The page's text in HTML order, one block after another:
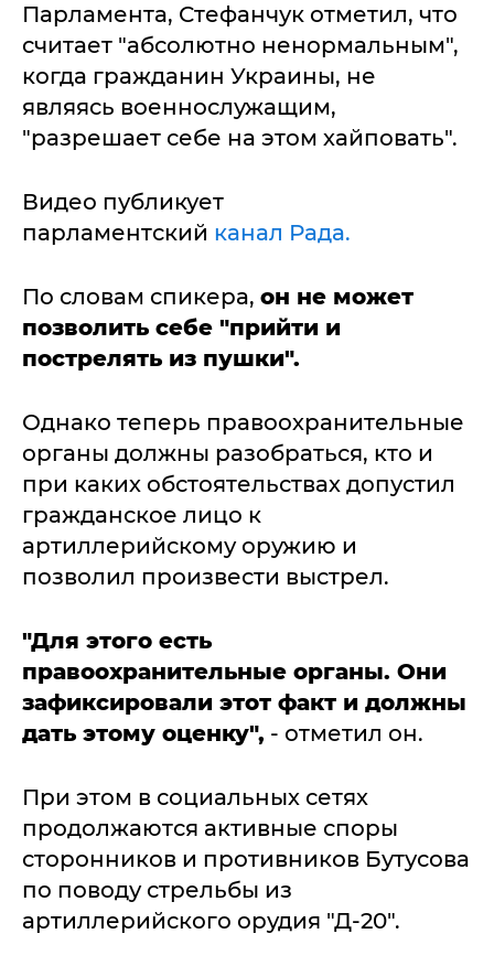
Парламента, Стефанчук отметил, что
считает "абсолютно ненормальным",
когда гражданин Украины, не
являясь военнослужащим,
"разрешает себе на этом хайповать".
Видео публикует
парламентский канал Рада.
По словам спикера, он не может
позволить себе "прийти и
пострелять из пушки".
Однако теперь правоохранительные
органы должны разобраться, кто и
при каких обстоятельствах допустил
гражданское лицо к
артиллерийскому оружию и
позволил произвести выстрел.
"Для этого есть
правоохранительные органы. Они
зафиксировали этот факт и должны
дать этому оценку", - отметил он.
При этом в социальных сетях
продолжаются активные споры
сторонников и противников Бутусова
по поводу стрельбы из
артиллерийского орудия "Д-20".